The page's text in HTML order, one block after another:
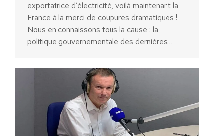
exportatrice d’électricité, voilà maintenant la
France à la merci de coupures dramatiques !
Nous en connaissons tous la cause : la
politique gouvernementale des dernières…